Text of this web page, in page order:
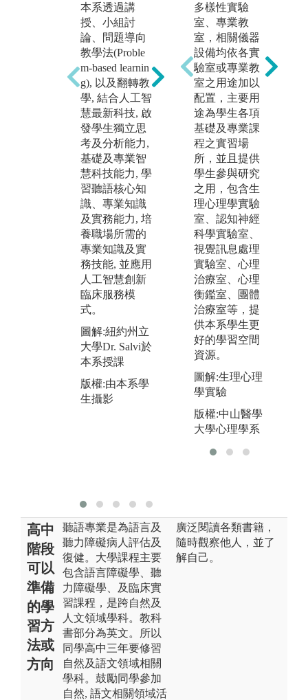
本系透過講
授、小組討
論、問題導向
教學法(Proble
m-based learnin
g), 以及翻轉教
學, 結合人工智
慧最新科技, 啟
發學生獨立思
考及分析能力,
基礎及專業智
慧科技能力, 學
習聽語核心知
識、專業知識
及實務能力, 培
養職場所需的
專業知識及實
務技能, 並應用
人工智慧創新
臨床服務模
式。
圖解:紐約州立
大學Dr. Salvi於
本系授課
版權:由本系學
生攝影
際標準聽力實
驗室, 語言實驗
室及專業教室,
配備最新儀器
設備及隔音室,
提供學生神經
語言障礙, 嗓音
異常課程, 吞嚥
異常課程, 臨床
聽力學課程, 電
生理聽力學課
程等實務學習.
此外, 本系更設
有全國唯一校
內「聽語實習
中心」, 配置語
言治療室及觀
察室, 提供學生
校內實習, 與國
際接軌.
圖解:學生體驗
聽力專業儀器
操作
版權:學生自行
拍攝
多樣性實驗
室、專業教
室，相關儀器
設備均依各實
驗室或專業教
室之用途加以
配置，主要用
途為學生各項
基礎及專業課
程之實習場
所，並且提供
學生參與研究
之用，包含生
理心理學實驗
室、認知神經
科學實驗室、
視覺訊息處理
實驗室、心理
治療室、心理
衡鑑室、團體
治療室等，提
供本系學生更
好的學習空間
資源。
圖解:生理心理
學實驗
版權:中山醫學
大學心理學系
高中
階段
可以
準備
的學
習方
法或
方向
聽語專業是為語言及
聽力障礙病人評估及
復健。大學課程主要
包含語言障礙學、聽
力障礙學、及臨床實
習課程，是跨自然及
人文領域學科。教科
書部分為英文。所以
同學高中三年要修習
自然及語文領域相關
學科。鼓勵同學參加
自然, 語文相關領域活
廣泛閱讀各類書籍，
隨時觀察他人，並了
解自己。